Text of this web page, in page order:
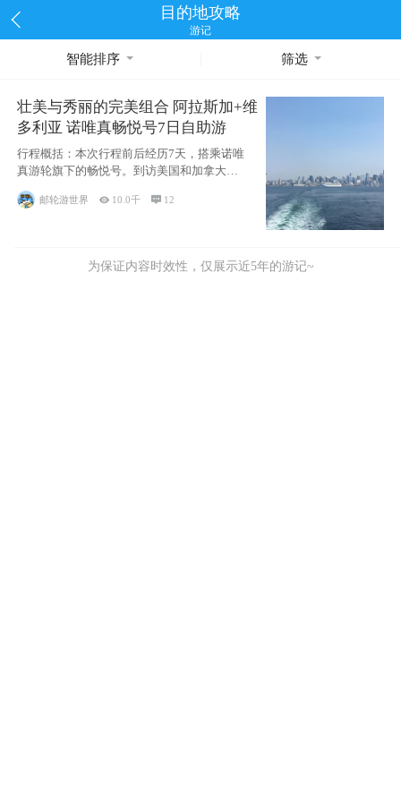
目的地攻略
游记
智能排序 筛选
壮美与秀丽的完美组合 阿拉斯加+维
多利亚 诺唯真畅悦号7日自助游
行程概括：本次行程前后经历7天，搭乘诺唯
真游轮旗下的畅悦号。到访美国和加拿大的4
个州/省：美国华盛顿州
邮轮游世界  10.0千  12
为保证内容时效性，仅展示近5年的游记~